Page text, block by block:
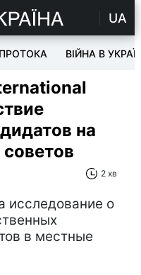
UA
ВІЙНА В УКРАЇНІ
на
2 хв
исследование о
в местные